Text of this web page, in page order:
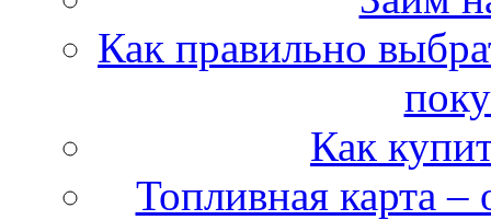
Как правильно
Как
Топливная карта